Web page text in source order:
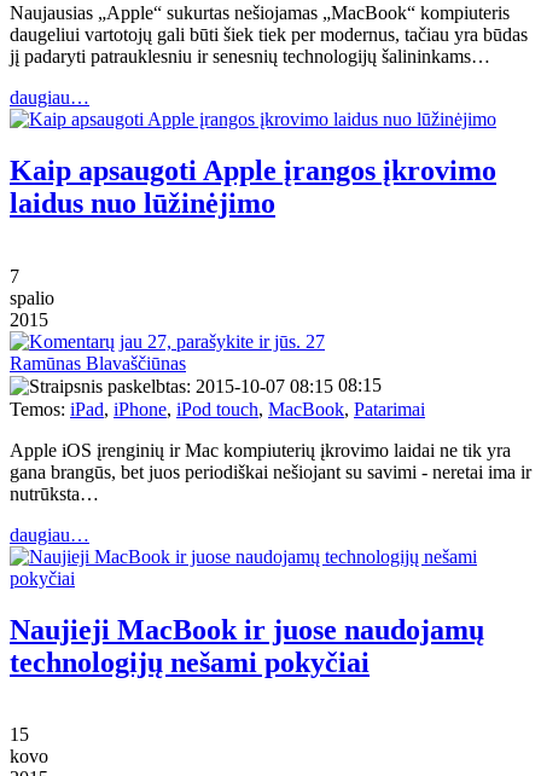
Naujausias „Apple“ sukurtas nešiojamas „MacBook“ kompiuteris
daugeliui vartotojų gali būti šiek tiek per modernus, tačiau yra būdas
jį padaryti patrauklesniu ir senesnių technologijų šalininkams…
daugiau…
Kaip apsaugoti Apple įrangos įkrovimo
laidus nuo lūžinėjimo
7
spalio
2015
27
Ramūnas Blavaščiūnas
08:15
Temos: iPad, iPhone, iPod touch, MacBook, Patarimai
Apple iOS įrenginių ir Mac kompiuterių įkrovimo laidai ne tik yra
gana brangūs, bet juos periodiškai nešiojant su savimi - neretai ima ir
nutrūksta…
daugiau…
Naujieji MacBook ir juose naudojamų
technologijų nešami pokyčiai
15
kovo